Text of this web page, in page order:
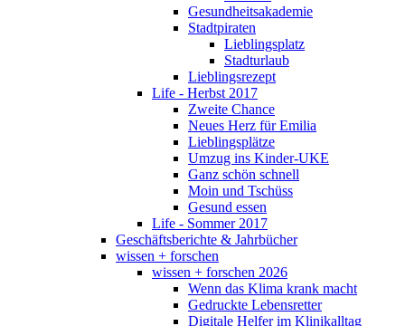
Gesundheitsakademie
Stadtpiraten
Lieblingsplatz
Stadturlaub
Lieblingsrezept
Life - Herbst 2017
Zweite Chance
Neues Herz für Emilia
Lieblingsplätze
Umzug ins Kinder-UKE
Ganz schön schnell
Moin und Tschüss
Gesund essen
Life - Sommer 2017
Geschäftsberichte & Jahrbücher
wissen + forschen
wissen + forschen 2026
Wenn das Klima krank macht
Gedruckte Lebensretter
Digitale Helfer im Klinikalltag